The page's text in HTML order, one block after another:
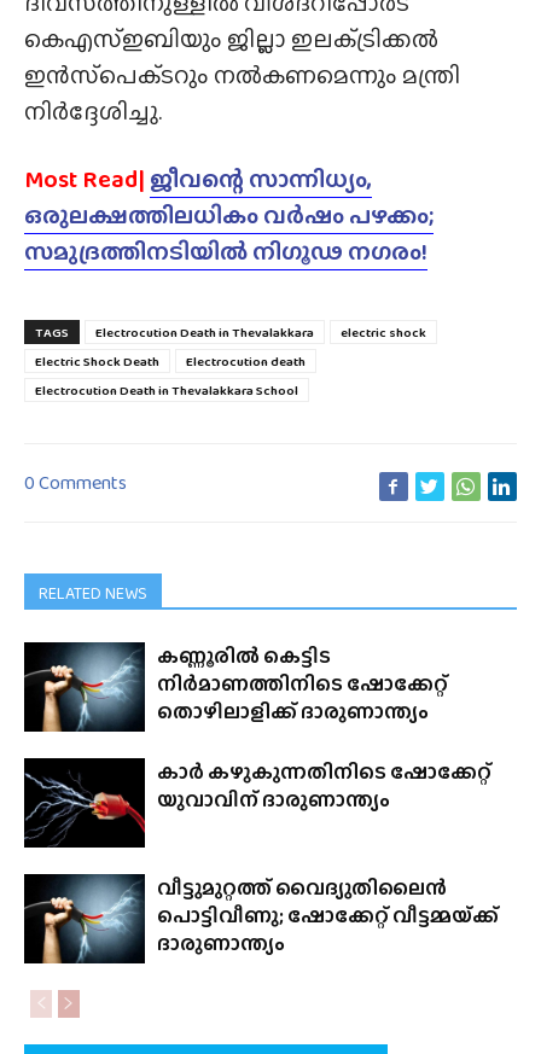
കെഎസ്ഇബിയും ജില്ലാ ഇലക്‌ട്രിക്കൽ
ഇൻസ്‌പെക്‌ടറും നൽകണമെന്നും മന്ത്രി
നിർദ്ദേശിച്ചു.
Most Read| ജീവന്റെ സാന്നിധ്യം,
ഒരുലക്ഷത്തിലധികം വർഷം പഴക്കം;
സമുദ്രത്തിനടിയിൽ നിഗൂഢ നഗരം!
TAGS Electrocution Death in Thevalakkara
electric shock
Electric Shock Death
Electrocution death
Electrocution Death in Thevalakkara School
0 Comments
RELATED NEWS
കണ്ണൂരിൽ കെട്ടിട
നിർമാണത്തിനിടെ ഷോക്കേറ്റ്
തൊഴിലാളിക്ക് ദാരുണാന്ത്യം
കാർ കഴുകുന്നതിനിടെ ഷോക്കേറ്റ്
യുവാവിന് ദാരുണാന്ത്യം
വീട്ടുമുറ്റത്ത് വൈദ്യുതിലൈൻ
പൊട്ടിവീണു; ഷോക്കേറ്റ് വീട്ടമ്മയ്‌ക്ക്‌
ദാരുണാന്ത്യം